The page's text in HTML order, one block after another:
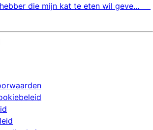
die mijn kat te eten wil geve...